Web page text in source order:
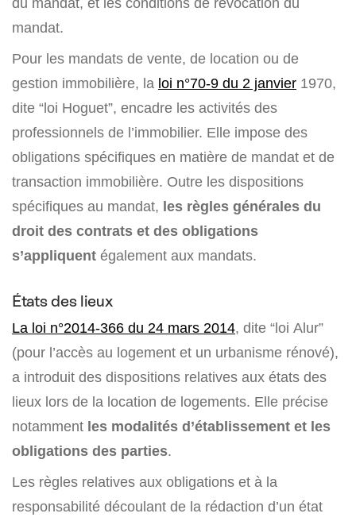
mandat.
Pour les mandats de vente, de location ou de
gestion immobilière, la loi n°70-9 du 2 janvier 1970,
dite “loi Hoguet”, encadre les activités des
professionnels de l’immobilier. Elle impose des
obligations spécifiques en matière de mandat et de
transaction immobilière. Outre les dispositions
spécifiques au mandat, les règles générales du
droit des contrats et des obligations
s’appliquent également aux mandats.
États des lieux
La loi n°2014-366 du 24 mars 2014, dite “loi Alur”
(pour l’accès au logement et un urbanisme rénové),
a introduit des dispositions relatives aux états des
lieux lors de la location de logements. Elle précise
notamment les modalités d’établissement et les
obligations des parties.
Les règles relatives aux obligations et à la
responsabilité découlant de la rédaction d’un état